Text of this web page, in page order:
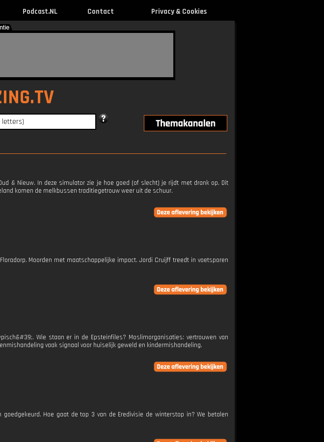
Podcast.NL Contact Privacy & Cookies
& Nieuw. In deze simulator zie je hoe goed (of slecht) je rijdt met drank op. Dit
komen de melkbussen traditiegetrouw weer uit de schuur.
Moorden met maatschappelijke impact. Jordi Cruijff treedt in voetsporen
Wie staan er in de Epsteinfiles? Moslimorganisaties: vertrouwen van
vaak signaal voor huiselijk geweld en kindermishandeling.
Hoe gaat de top 3 van de Eredivisie de winterstop in? We betalen